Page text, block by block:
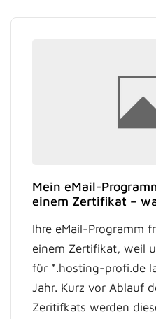
Mein eMail-
einem Zertifikat –
Ihre eMail-Programm
einem Zertifikat, weil
für *.hosting-profi.de
Jahr. Kurz vor Ablauf
Zeritifkats werden